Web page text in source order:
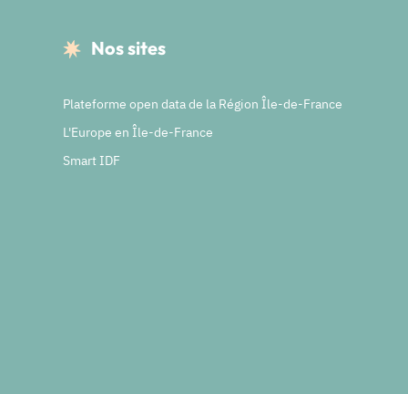
Nos sites
Plateforme open data de la Région Île-de-France
L'Europe en Île-de-France
Smart IDF